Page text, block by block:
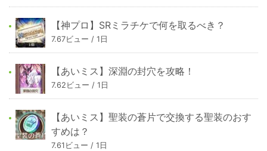
【神プロ】SRミラチケで何を取るべき？
7.67ビュー / 1日
【あいミス】深淵の封穴を攻略！
7.62ビュー / 1日
【あいミス】聖装の蒼片で交換する聖装のおす
すめは？
7.61ビュー / 1日